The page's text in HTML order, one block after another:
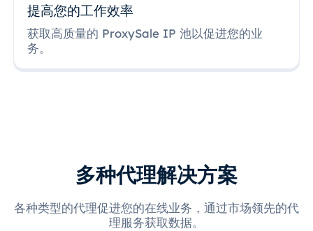
提高您的工作效率
获取高质量的 ProxySale IP 池以促进您的业
务。
多种代理解决方案
各种类型的代理促进您的在线业务，通过市场领先的代
理服务获取数据。